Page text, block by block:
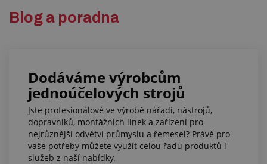
Blog a poradna
Dodáváme výrobcům
jednoúčelových strojů
Jste profesionálové ve výrobě nářadí, nástrojů,
dopravníků, montážních linek a zařízení pro
nejrůznější odvětví průmyslu a řemesel? Právě pro
vaše potřeby můžete využít celou řadu produktů i
služeb z naší nabídky.